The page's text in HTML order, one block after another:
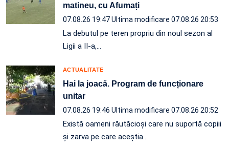
matineu, cu Afumați
07.08.26 19:47Ultima modificare 07.08.26 20:53
La debutul pe teren propriu din noul sezon al
Ligii a II-a,…
ACTUALITATE
Hai la joacă. Program de funcționare
unitar
07.08.26 19:46 Ultima modificare 07.08.26 20:52
Există oameni răutăcioși care nu suportă copiii
și zarva pe care aceștia…